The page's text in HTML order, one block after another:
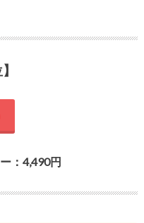
：4,490円